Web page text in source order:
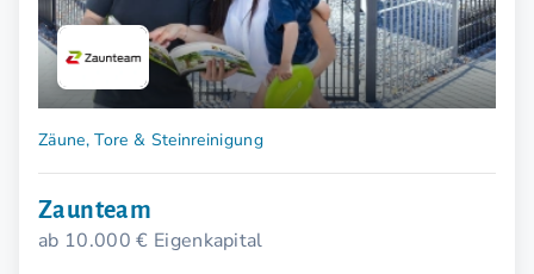
Zäune, Tore & Steinreinigung
Zaunteam
ab 10.000 € Eigenkapital